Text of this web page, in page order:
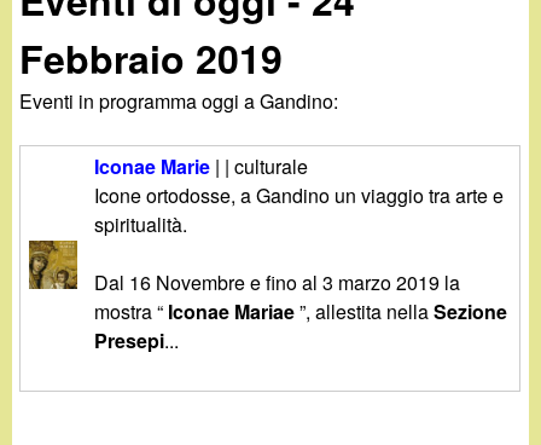
w
.
g
n
i
d
i
r
i
c
r
a
qui
Febbraio 2019
Eventi in programma oggi a Gandino:
Iconae Marie | | culturale
Icone ortodosse, a Gandino un viaggio tra arte e
spiritualità.
Dal 16 Novembre e fino al 3 marzo 2019 la
mostra “ Iconae Mariae”, allestita nellaSezione
Presepi...